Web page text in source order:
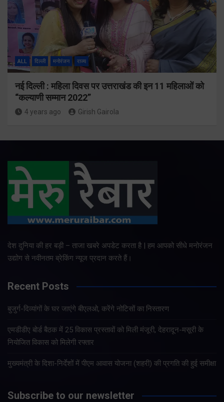
ALL दिल्ली मनोरंजन राज्य
नई दिल्ली : महिला दिवस पर उत्तराखंड की इन 11 महिलाओं को
“कल्याणी सम्मान 2022”
4 years ago Girish Gairola
देश दुनिया की हर बड़ी – ताजा खबरे अपडेट करता है | हम आपको सीधे मनोरंजन
उद्योग से नवीनतम ब्रेकिंग न्यूज प्रदान करते हैं।
Recent Posts
बुजुर्ग-दिव्यांगों के घर जाएंगे बीएलओ, करेंगे नोटिसों का निस्तारण
एमडीडीए बोर्ड बैठक में 25 विकास प्रस्तावों को मिली मंजूरी, देहरादून-मसूरी के
नियोजित विकास को मिलेगी रफ्तार
मुख्यमंत्री के दिशा-निर्देशों में पीएम आवास योजना (शहरी) की प्रगति की हुई समीक्षा
Subscribe to our newsletter